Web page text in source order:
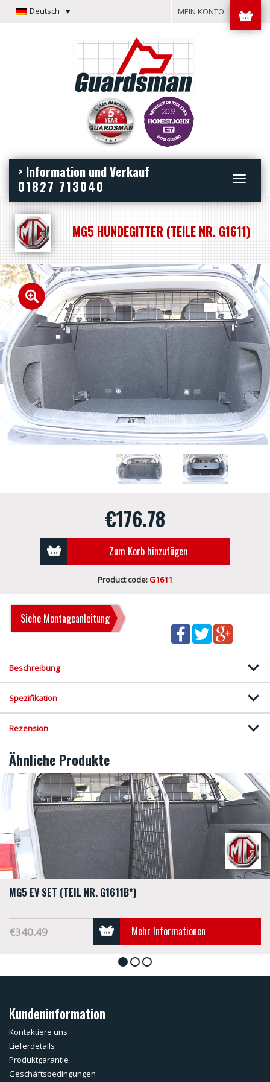
Deutsch MEIN KONTO
Toggle
> Information und Verkauf
01827 713040
MG5 HUNDEGITTER (TEILE NR. G1611)
€176.78
Zum Korb hinzufügen
Product code:G1611
Siehe Montageanleitung
Beschreibung
Spezifikation
Rezension
Ähnliche Produkte
MG5 EV SET (TEIL NR. G1611B*)
€340.49 Mehr Informationen
1 2 3
Kundeninformation
Kontaktiere uns
Lieferdetails
Produktgarantie
Geschäftsbedingungen